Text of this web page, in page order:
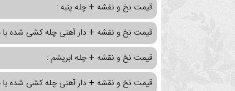
قیمت نخ و نقشه + چله پنبه :
قیمت نخ و نقشه + دار آهنی چله کشی شده با
قیمت نخ و نقشه + چله ابریشم :
قیمت نخ و نقشه + دار آهنی چله کشی شده با